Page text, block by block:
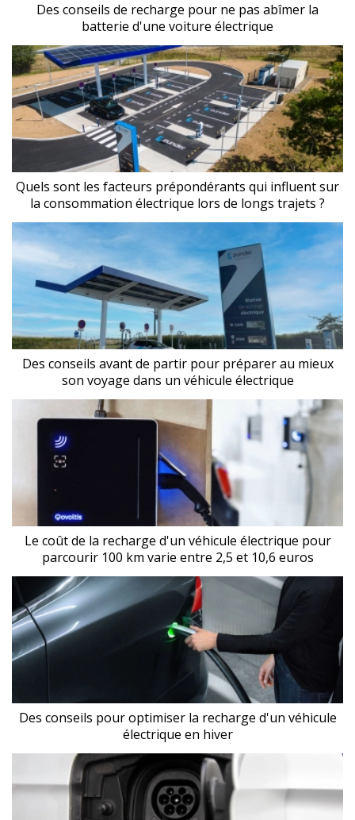
Des conseils de recharge pour ne pas abîmer la
batterie d'une voiture électrique
Quels sont les facteurs prépondérants qui influent sur
la consommation électrique lors de longs trajets ?
Des conseils avant de partir pour préparer au mieux
son voyage dans un véhicule électrique
Le coût de la recharge d'un véhicule électrique pour
parcourir 100 km varie entre 2,5 et 10,6 euros
Des conseils pour optimiser la recharge d'un véhicule
électrique en hiver